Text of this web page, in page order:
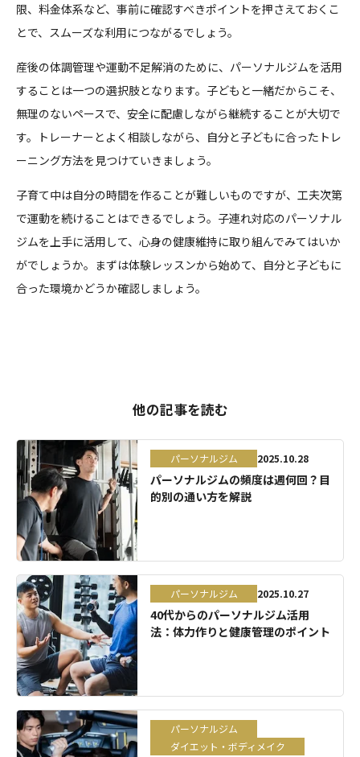
限、料金体系など、事前に確認すべきポイントを押さえておくこ
とで、スムーズな利用につながるでしょう。
産後の体調管理や運動不足解消のために、パーソナルジムを活用
することは一つの選択肢となります。子どもと一緒だからこそ、
無理のないペースで、安全に配慮しながら継続することが大切で
す。トレーナーとよく相談しながら、自分と子どもに合ったトレ
ーニング方法を見つけていきましょう。
子育て中は自分の時間を作ることが難しいものですが、工夫次第
で運動を続けることはできるでしょう。子連れ対応のパーソナル
ジムを上手に活用して、心身の健康維持に取り組んでみてはいか
がでしょうか。まずは体験レッスンから始めて、自分と子どもに
合った環境かどうか確認しましょう。
他の記事を読む
パーソナルジム 2025.10.28
パーソナルジムの頻度は週何回？目
的別の通い方を解説
パーソナルジム 2025.10.27
40代からのパーソナルジム活用
法：体力作りと健康管理のポイント
パーソナルジム
ダイエット・ボディメイク